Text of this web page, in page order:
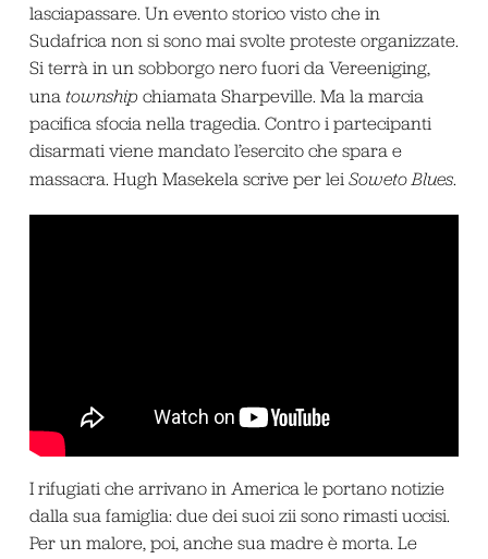
lasciapassare. Un evento storico visto che in
Sudafrica non si sono mai svolte proteste organizzate.
Si terrà in un sobborgo nero fuori da Vereeniging,
una township chiamata Sharpeville. Ma la marcia
pacifica sfocia nella tragedia. Contro i partecipanti
disarmati viene mandato l’esercito che spara e
massacra. Hugh Masekela scrive per lei Soweto Blues.
I rifugiati che arrivano in America le portano notizie
dalla sua famiglia: due dei suoi zii sono rimasti uccisi.
Per un malore, poi, anche sua madre è morta. Le